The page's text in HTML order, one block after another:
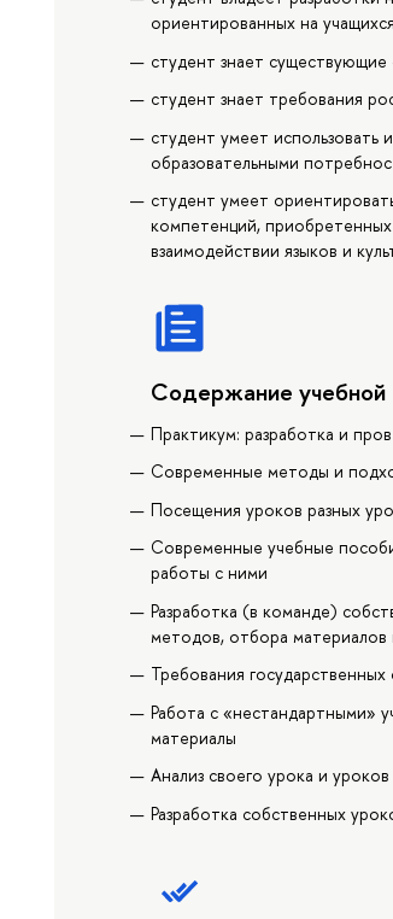
ориентированных на
студент знает
студент знает требования
студент умеет
образовательными
студент умеет
компетенций,
взаимодействии языков и
Содержание учебной
Практикум: разработка и
Современные методы и
Посещения уроков разных
Современные учебные
работы с ними
Разработка (в команде)
методов, отбора материалов
Требования
Работа с «нестандартными»
материалы
Анализ своего урока и
Разработка собственных